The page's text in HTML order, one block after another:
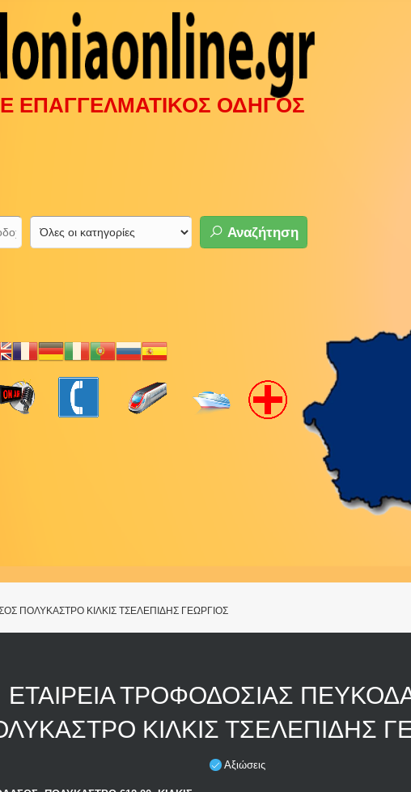
ΕΠΑΓΓΕΛΜΑΤΙΚΟΣ ΟΔΗΓΟΣ
Αναζήτηση
ΠΟΛΥΚΑΣΤΡΟ ΚΙΛΚΙΣ ΤΣΕΛΕΠΙΔΗΣ ΓΕΩΡΓΙΟΣ
ΕΤΑΙΡΕΙΑ ΤΡΟΦΟΔΟΣΙΑΣ
ΚΙΛΚΙΣ ΤΣΕΛΕΠΙΔΗΣ
Αξιώσεις